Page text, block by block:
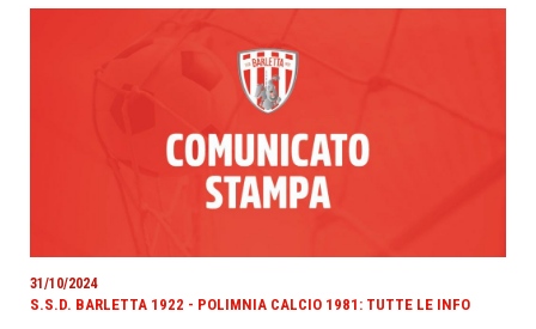
31/10/2024
S.S.D. BARLETTA 1922 - POLIMNIA CALCIO 1981: TUTTE LE INFO